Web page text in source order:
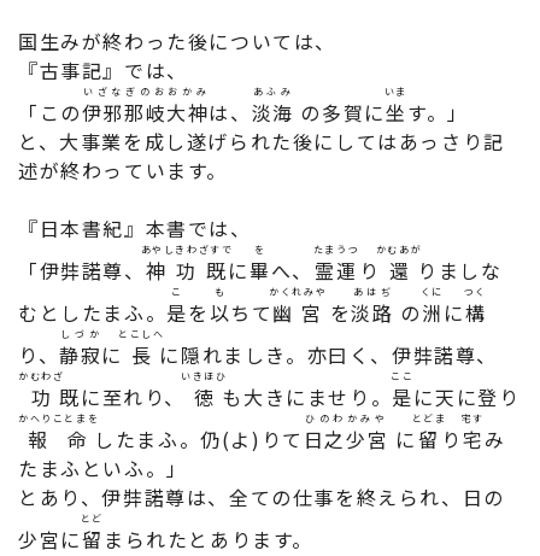
国生みが終わった後については、
『古事記』では、
「この伊邪那岐大神
いざなぎのおおかみ
は、 淡海
あふみ
の多賀に坐
いま
す。」
と、大事業を成し遂げられた後にしてはあっさり記
述が終わっています。
『日本書紀』本書では、
「伊弉諾尊、 神功既
あやしきわざすで
に畢
を
へ、 霊運
たまうつ
り 還
かむあが
りましな
むとしたまふ。 是
こ
を 以
も
ちて幽宮
かくれみや
を淡路
あはぢ
の洲
くに
に構
つく
り、静寂
しづか
に 長
とこしへ
に隠れましき。亦曰く、伊弉諾尊、
功
かむわざ
既に至れり、 徳
いきほひ
も大きにませり。 是
ここ
に天に登り
報命
かへりことまを
したまふ。仍(よ)りて 日之少宮
ひのわかみや
に留
とどま
り 宅
宅す
み
たまふといふ。」
とあり、伊弉諾尊は、全ての仕事を終えられ、日の
少宮に留
とど
まられたとあります。